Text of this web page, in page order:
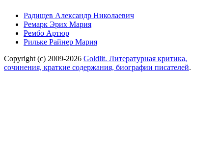
Радищев Александр Николаевич
Ремарк Эрих Мария
Рембо Артюр
Рильке Райнер Мария
Copyright (c) 2009-2026 Goldlit. Литературная критика,
сочинения, краткие содержания, биографии писателей.